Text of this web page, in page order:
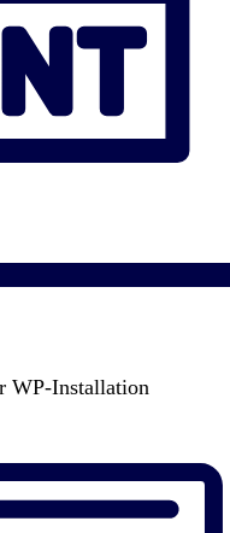
WP-Installation